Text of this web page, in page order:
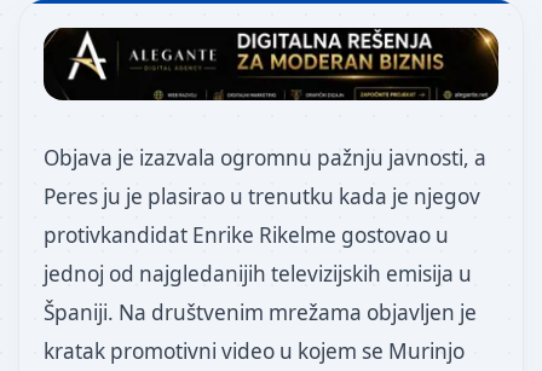
Objava je izazvala ogromnu pažnju javnosti, a
Peres ju je plasirao u trenutku kada je njegov
protivkandidat Enrike Rikelme gostovao u
jednoj od najgledanijih televizijskih emisija u
Španiji. Na društvenim mrežama objavljen je
kratak promotivni video u kojem se Murinjo